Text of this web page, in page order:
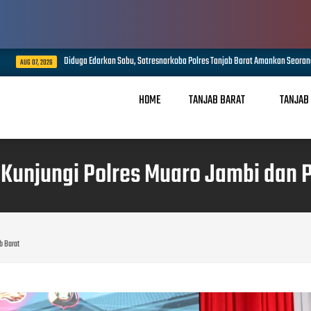
Edarkan Sabu, Satresnarkoba Polres Tanjab Barat Amankan Seorang Pria di Lumahan
HOME TANJAB BARAT
Polres Muaro Jambi dan
Barat